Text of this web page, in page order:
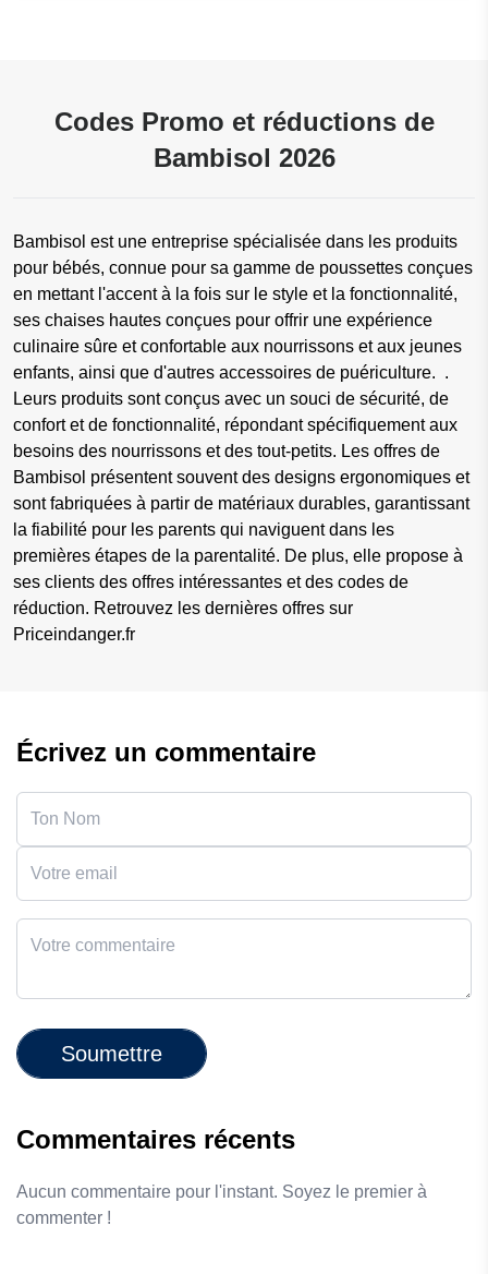
Codes Promo et réductions de
Bambisol 2026
Bambisol est une entreprise spécialisée dans les produits
pour bébés, connue pour sa gamme de poussettes conçues
en mettant l'accent à la fois sur le style et la fonctionnalité,
ses chaises hautes conçues pour offrir une expérience
culinaire sûre et confortable aux nourrissons et aux jeunes
enfants, ainsi que d'autres accessoires de puériculture. .
Leurs produits sont conçus avec un souci de sécurité, de
confort et de fonctionnalité, répondant spécifiquement aux
besoins des nourrissons et des tout-petits. Les offres de
Bambisol présentent souvent des designs ergonomiques et
sont fabriquées à partir de matériaux durables, garantissant
la fiabilité pour les parents qui naviguent dans les
premières étapes de la parentalité. De plus, elle propose à
ses clients des offres intéressantes et des codes de
réduction. Retrouvez les dernières offres sur
Priceindanger.fr
Écrivez un commentaire
Soumettre
Commentaires récents
Aucun commentaire pour l'instant. Soyez le premier à
commenter !